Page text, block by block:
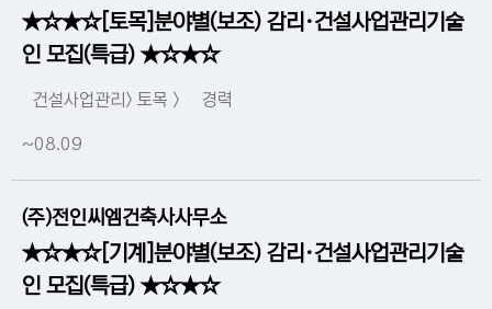
★☆★☆[토목]분야별(보조) 감리·건설사업관리기술
인 모집(특급) ★☆★☆
건설사업관리> 토목 > 경력
~08.09
(주)전인씨엠건축사사무소
★☆★☆[기계]분야별(보조) 감리·건설사업관리기술
인 모집(특급) ★☆★☆